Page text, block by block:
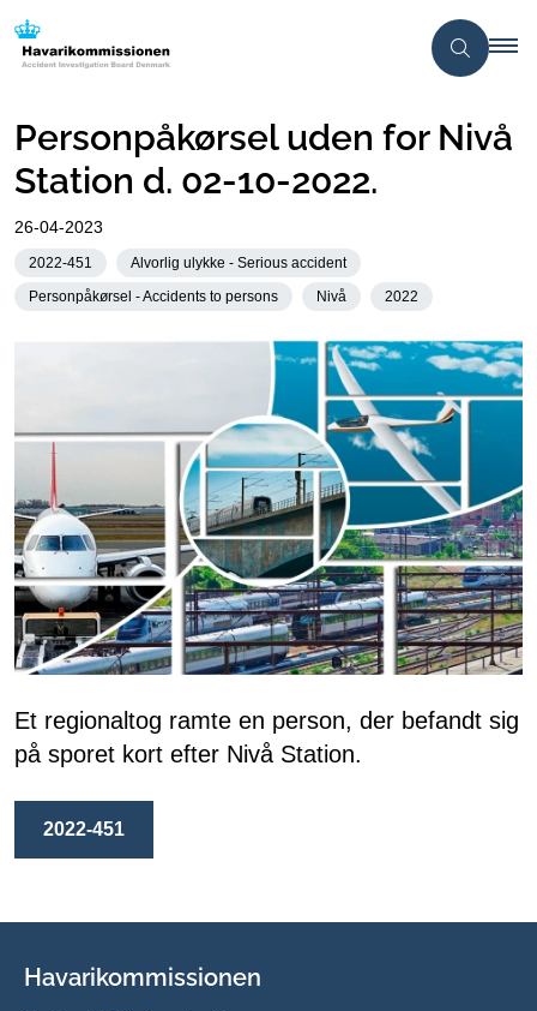
Personpåkørsel uden for Nivå
Station d. 02-10-2022.
26-04-2023
2022-451
Alvorlig ulykke - Serious accident
Personpåkørsel - Accidents to persons
Nivå 2022
Et regionaltog ramte en person, der befandt sig
på sporet kort efter Nivå Station.
2022-451
Havarikommissionen